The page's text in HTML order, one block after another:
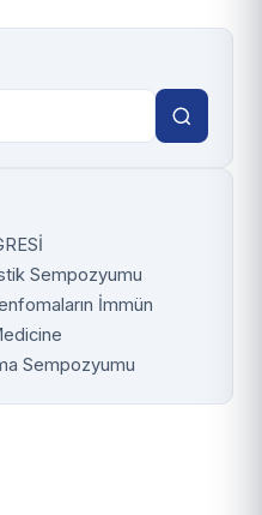
Sempozyumu
İmmün
Sempozyumu